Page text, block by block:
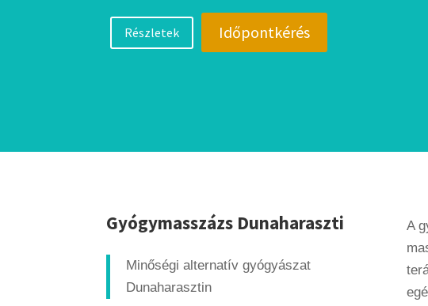
Részletek Időpontkérés
Gyógymasszázs Dunaharaszti
Minőségi alternatív gyógyászat
Dunaharasztin
A